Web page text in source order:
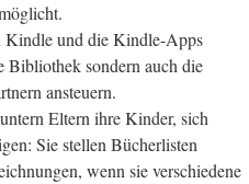
Kindle und die Kindle-Apps
Bibliothek sondern auch die
ansteuern.
Eltern ihre Kinder, sich
Sie stellen Bücherlisten
wenn sie verschiedene